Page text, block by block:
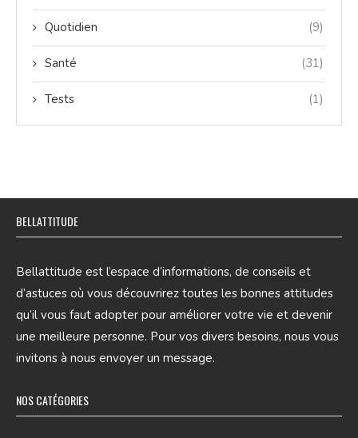
Quotidien (9)
Santé (31)
Tests (1)
BELLATTITUDE
Bellattitude est l’espace d’informations, de conseils et
d’astuces où vous découvrirez toutes les bonnes attitudes
qu’il vous faut adopter pour améliorer votre vie et devenir
une meilleure personne. Pour vos divers besoins, nous vous
invitons à nous envoyer un message.
NOS CATÉGORIES